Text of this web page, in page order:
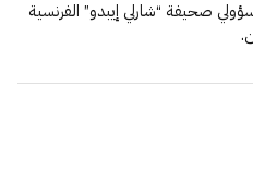
صحيفة “شارلي إيبدو” الفرنسية